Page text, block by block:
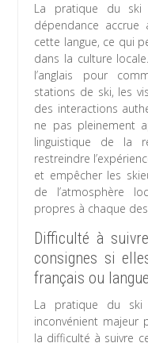
La pratique du ski
dépendance accrue
cette langue, ce qui
dans la culture
l’anglais pour
stations de ski, les
des interactions
ne pas pleinement
linguistique de la
restreindre
et empêcher les
de l’atmosphère
propres à chaque
Difficulté à
consignes si
français ou
La pratique du ski
inconvénient majeur
la difficulté à suivre